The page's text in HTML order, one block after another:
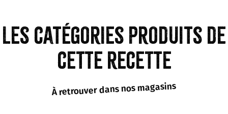
Les catégories produits de
cette recette
À retrouver dans nos magasins